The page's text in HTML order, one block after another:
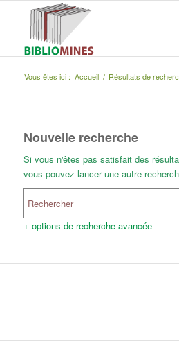
Vous êtes ici : Accueil / Résultats de
Nouvelle recherche
Si vous n'êtes pas satisfait des
vous pouvez lancer une autre
+ options de recherche avancée